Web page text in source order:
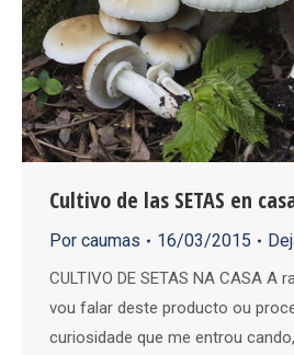
Cultivo de las SETAS en
Por caumas 16/03/2015
CULTIVO DE SETAS NA CASA A
vou falar deste producto ou
curiosidade que me entrou